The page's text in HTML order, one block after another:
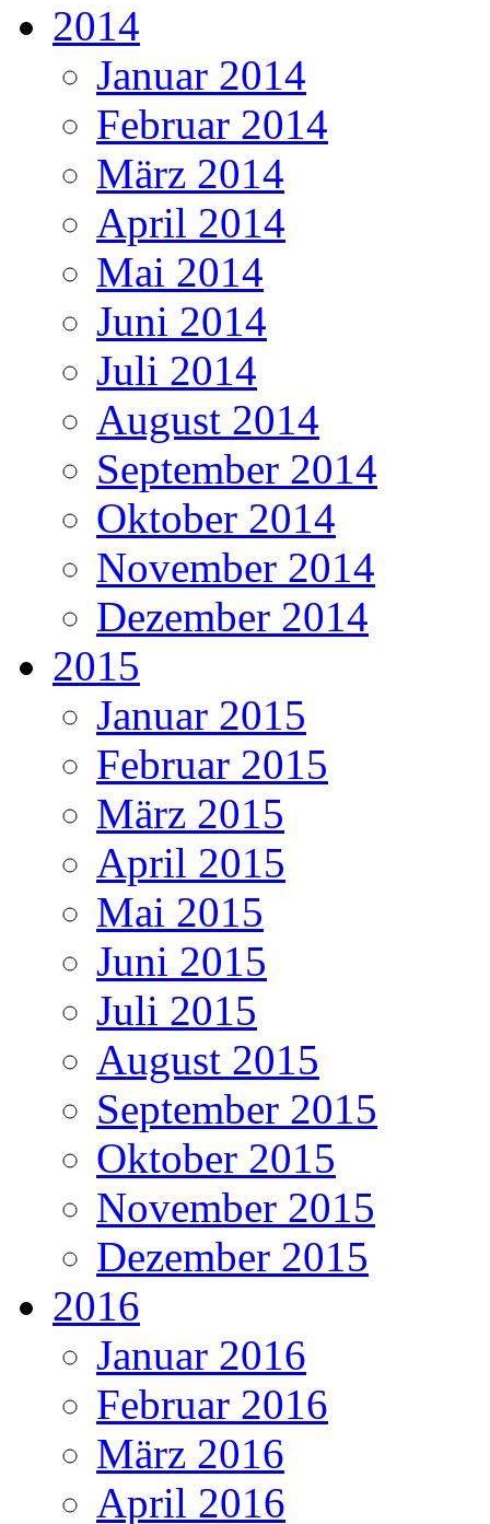
2014
Januar 2014
Februar 2014
März 2014
April 2014
Mai 2014
Juni 2014
Juli 2014
August 2014
September 2014
Oktober 2014
November 2014
Dezember 2014
2015
Januar 2015
Februar 2015
März 2015
April 2015
Mai 2015
Juni 2015
Juli 2015
August 2015
September 2015
Oktober 2015
November 2015
Dezember 2015
2016
Januar 2016
Februar 2016
März 2016
April 2016